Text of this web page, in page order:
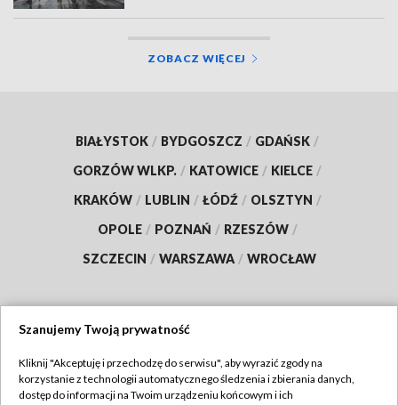
ZOBACZ WIĘCEJ
BIAŁYSTOK / BYDGOSZCZ / GDAŃSK /
GORZÓW WLKP. / KATOWICE / KIELCE /
KRAKÓW / LUBLIN / ŁÓDŹ / OLSZTYN /
OPOLE / POZNAŃ / RZESZÓW /
SZCZECIN / WARSZAWA / WROCŁAW
TVP
Szanujemy Twoją prywatność
Kliknij "Akceptuję i przechodzę do serwisu", aby wyrazić zgody na
korzystanie z technologii automatycznego śledzenia i zbierania danych,
dostęp do informacji na Twoim urządzeniu końcowym i ich